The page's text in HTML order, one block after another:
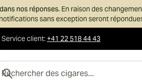
nos réponses. En raison des
sans exception seront
Service client:+41 22 518 44 43
des cigares...